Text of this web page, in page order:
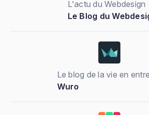
L'actu du Webdesign
Le Blog du
Le blog de la vie en
Wuro